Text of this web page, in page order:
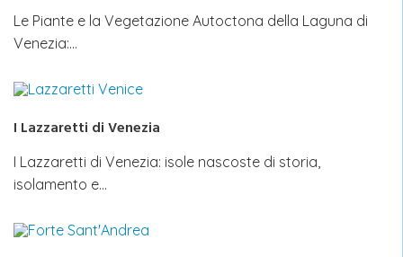
Le Piante e la Vegetazione Autoctona della Laguna di
Venezia:…
I Lazzaretti di Venezia
I Lazzaretti di Venezia: isole nascoste di storia,
isolamento e…